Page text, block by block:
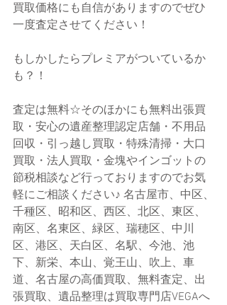
買取価格にも自信がありますのでぜひ
一度査定させてください！
もしかしたらプレミアがついているか
も？！
査定は無料☆そのほかにも無料出張買
取・安心の遺産整理認定店舗・不用品
回収・引っ越し買取・特殊清掃・大口
買取・法人買取・金塊やインゴットの
節税相談など行っておりますのでお気
軽にご相談ください♪ 名古屋市、中区、
千種区、昭和区、西区、北区、東区、
南区、名東区、緑区、瑞穂区、中川
区、港区、天白区、名駅、今池、池
下、新栄、本山、覚王山、吹上、車
道、名古屋の高価買取、無料査定、出
張買取、遺品整理は買取専門店VEGAへ